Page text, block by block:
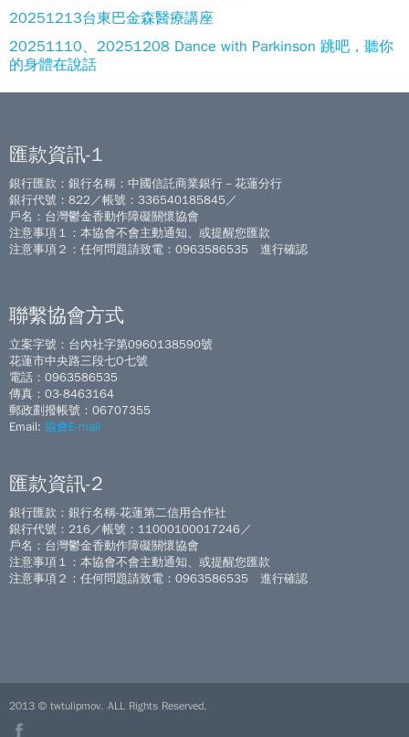
20251213台東巴金森醫療講座
20251110、20251208 Dance with Parkinson 跳吧，聽你
的身體在說話
匯款資訊-1
銀行匯款：銀行名稱：中國信託商業銀行－花蓮分行
銀行代號：822／帳號：336540185845／
戶名：台灣鬱金香動作障礙關懷協會
注意事項１：本協會不會主動通知、或提醒您匯款
注意事項２：任何問題請致電：0963586535 進行確認
聯繫協會方式
立案字號：台內社字第0960138590號
花蓮市中央路三段七O七號
電話：0963586535
傳真：03-8463164
郵政劃撥帳號：06707355
Email: 協會E-mail
匯款資訊-2
銀行匯款：銀行名稱-花蓮第二信用合作社
銀行代號：216／帳號：11000100017246／
戶名：台灣鬱金香動作障礙關懷協會
注意事項１：本協會不會主動通知、或提醒您匯款
注意事項２：任何問題請致電：0963586535 進行確認
2013 © twtulipmov. ALL Rights Reserved.